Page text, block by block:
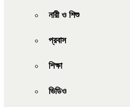
নারী ও শিশু
প্রবাস
শিক্ষা
ভিডিও